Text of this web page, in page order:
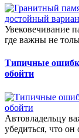
Увековечивание
где важны не
Типичные
обойти
Автовладельцу
убедиться, что